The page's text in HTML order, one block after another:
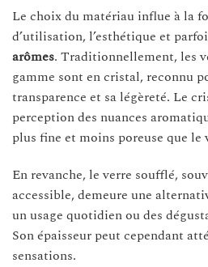
Le choix du matériau influe à la
d’utilisation, l’esthétique et
arômes. Traditionnellement, les
gamme sont en cristal, reconnu
transparence et sa légèreté. Le
perception des nuances
plus fine et moins poreuse que le
En revanche, le verre soufflé,
accessible, demeure une
un usage quotidien ou des
Son épaisseur peut cependant
sensations.